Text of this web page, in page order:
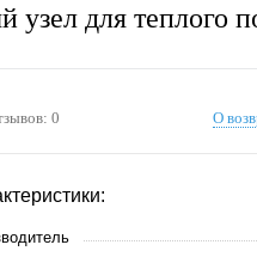
узел для теплого
0 О